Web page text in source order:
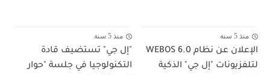
منذ 5 سنة
الإعلان عن نظام WEBOS 6.0
لتلفزيونات "إل جي" الذكية
منذ 5 سنة
"إل جي" تستضيف قادة
التكنولوجيا في جلسة "حوار